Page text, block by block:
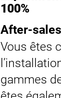
100%
After-sales
Vous êtes
gammes